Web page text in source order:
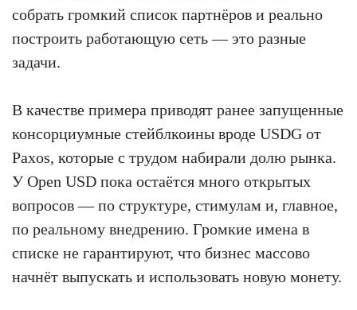
собрать громкий список партнёров и реально
построить работающую сеть — это разные
задачи.
В качестве примера приводят ранее запущенные
консорциумные стейблкоины вроде USDG от
Paxos, которые с трудом набирали долю рынка.
У Open USD пока остаётся много открытых
вопросов — по структуре, стимулам и, главное,
по реальному внедрению. Громкие имена в
списке не гарантируют, что бизнес массово
начнёт выпускать и использовать новую монету.